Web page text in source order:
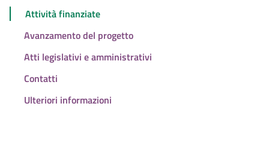
Attività finanziate
Avanzamento del progetto
Atti legislativi e amministrativi
Contatti
Ulteriori informazioni